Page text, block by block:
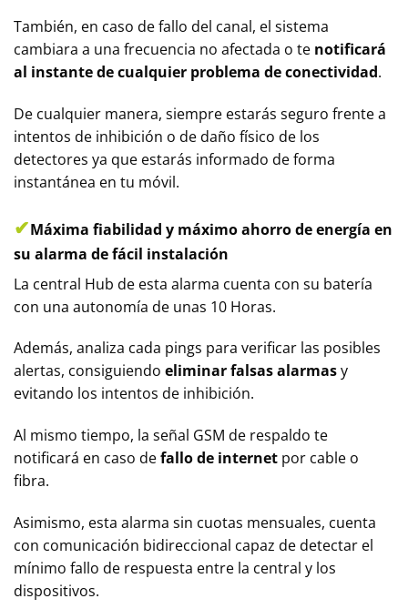
También, en caso de fallo del canal, el sistema
cambiara a una frecuencia no afectada o te notificará
al instante de cualquier problema de conectividad.
De cualquier manera, siempre estarás seguro frente a
intentos de inhibición o de daño físico de los
detectores ya que estarás informado de forma
instantánea en tu móvil.
✔Máxima fiabilidad y máximo ahorro de energía en
su alarma de fácil instalación
La central Hub de esta alarma cuenta con su batería
con una autonomía de unas 10 Horas.
Además, analiza cada pings para verificar las posibles
alertas, consiguiendo eliminar falsas alarmasy
evitando los intentos de inhibición.
Al mismo tiempo, la señal GSM de respaldo te
notificará en caso defallo de internet por cable o
fibra.
Asimismo, esta alarma sin cuotas mensuales, cuenta
con comunicación bidireccional capaz de detectar el
mínimo fallo de respuesta entre la central y los
dispositivos.